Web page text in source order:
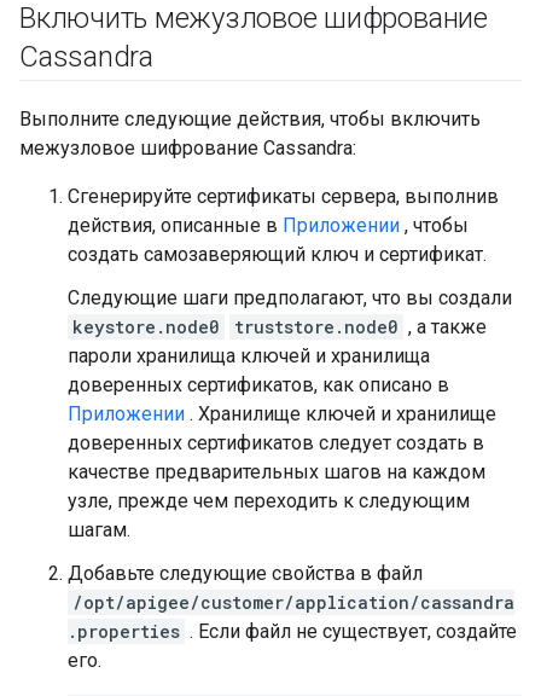
Включить межузловое шифрование
Cassandra
Выполните следующие действия, чтобы включить
межузловое шифрование Cassandra:
Сгенерируйте сертификаты сервера, выполнив
действия, описанные в Приложении , чтобы
создать самозаверяющий ключ и сертификат.
Следующие шаги предполагают, что вы создали
keystore.node0
truststore.node0 , а также
пароли хранилища ключей и хранилища
доверенных сертификатов, как описано в
Приложении . Хранилище ключей и хранилище
доверенных сертификатов следует создать в
качестве предварительных шагов на каждом
узле, прежде чем переходить к следующим
шагам.
Добавьте следующие свойства в файл
/opt/apigee/customer/application/cassandra
.properties . Если файл не существует, создайте
его.